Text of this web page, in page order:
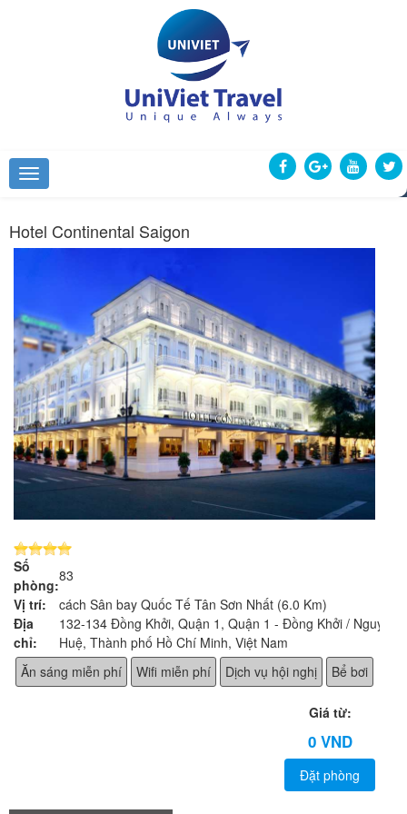
Hotel Continental Saigon
Số
phòng:
83
Vị trí:
cách Sân bay Quốc Tế Tân Sơn Nhất (6.0 Km)
Địa
chỉ:
132-134 Đồng Khởi, Quận 1, Quận 1 - Đồng Khởi / Nguyễn
Huệ, Thành phố Hồ Chí Minh, Việt Nam
Ăn sáng miễn phí
Wifi miễn phí Dịch vụ hội nghị Bể bơi
Giá từ:
0 VND
Đặt phòng